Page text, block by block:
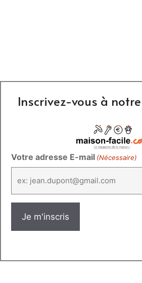
Inscrivez-vous à
Votre adresse E-mail (Nécessaire)